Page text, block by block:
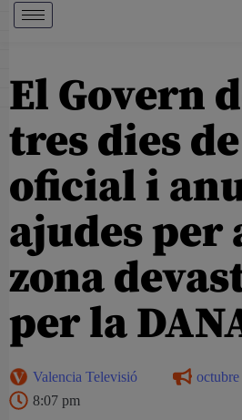
El Govern
tres dies
oficial i
ajudes per
zona
per la
Valencia Televisió
8:07 pm